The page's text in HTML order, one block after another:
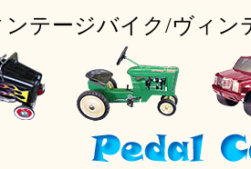
ンテージバイク/ヴィン